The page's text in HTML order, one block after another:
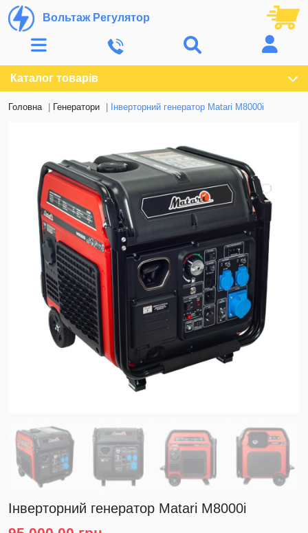
Вольтаж Регулятор
Каталог товарів
Головна Генератори Інверторний генератор Matari M8000i
Інверторний генератор Matari M8000i